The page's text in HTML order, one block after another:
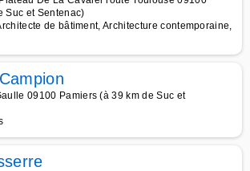
Suc et Sentenac)
de bâtiment, Architecture contemporaine,
09100 Pamiers (à 39 km de Suc et